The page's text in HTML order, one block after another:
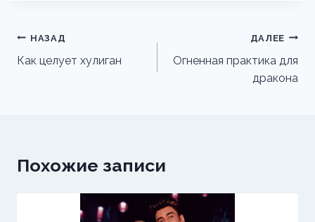
Навигация
по
НАЗАД
Как целует хулиган
ДАЛЕЕ
Огненная практика для
дракона
Похожие записи